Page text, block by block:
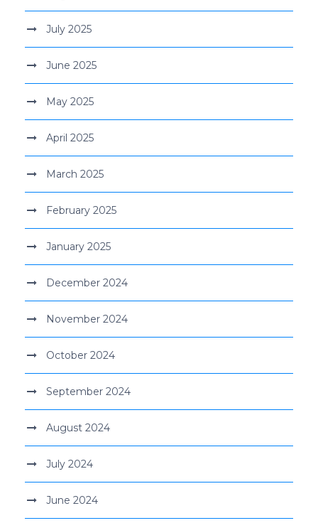
July 2025
June 2025
May 2025
April 2025
March 2025
February 2025
January 2025
December 2024
November 2024
October 2024
September 2024
August 2024
July 2024
June 2024